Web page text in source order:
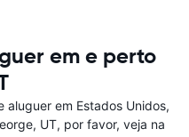
em e perto
aluguer em Estados Unidos,
UT, por favor, veja na